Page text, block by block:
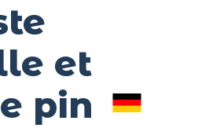
et
pin